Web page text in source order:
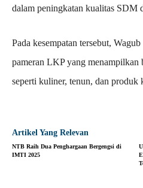
dalam peningkatan kualitas SDM
Pada kesempatan tersebut,
pameran LKP yang menampilkan
seperti kuliner, tenun, dan produk
Artikel Yang Relevan
NTB Raih Dua Penghargaan Bergengsi di
IMTI 2025